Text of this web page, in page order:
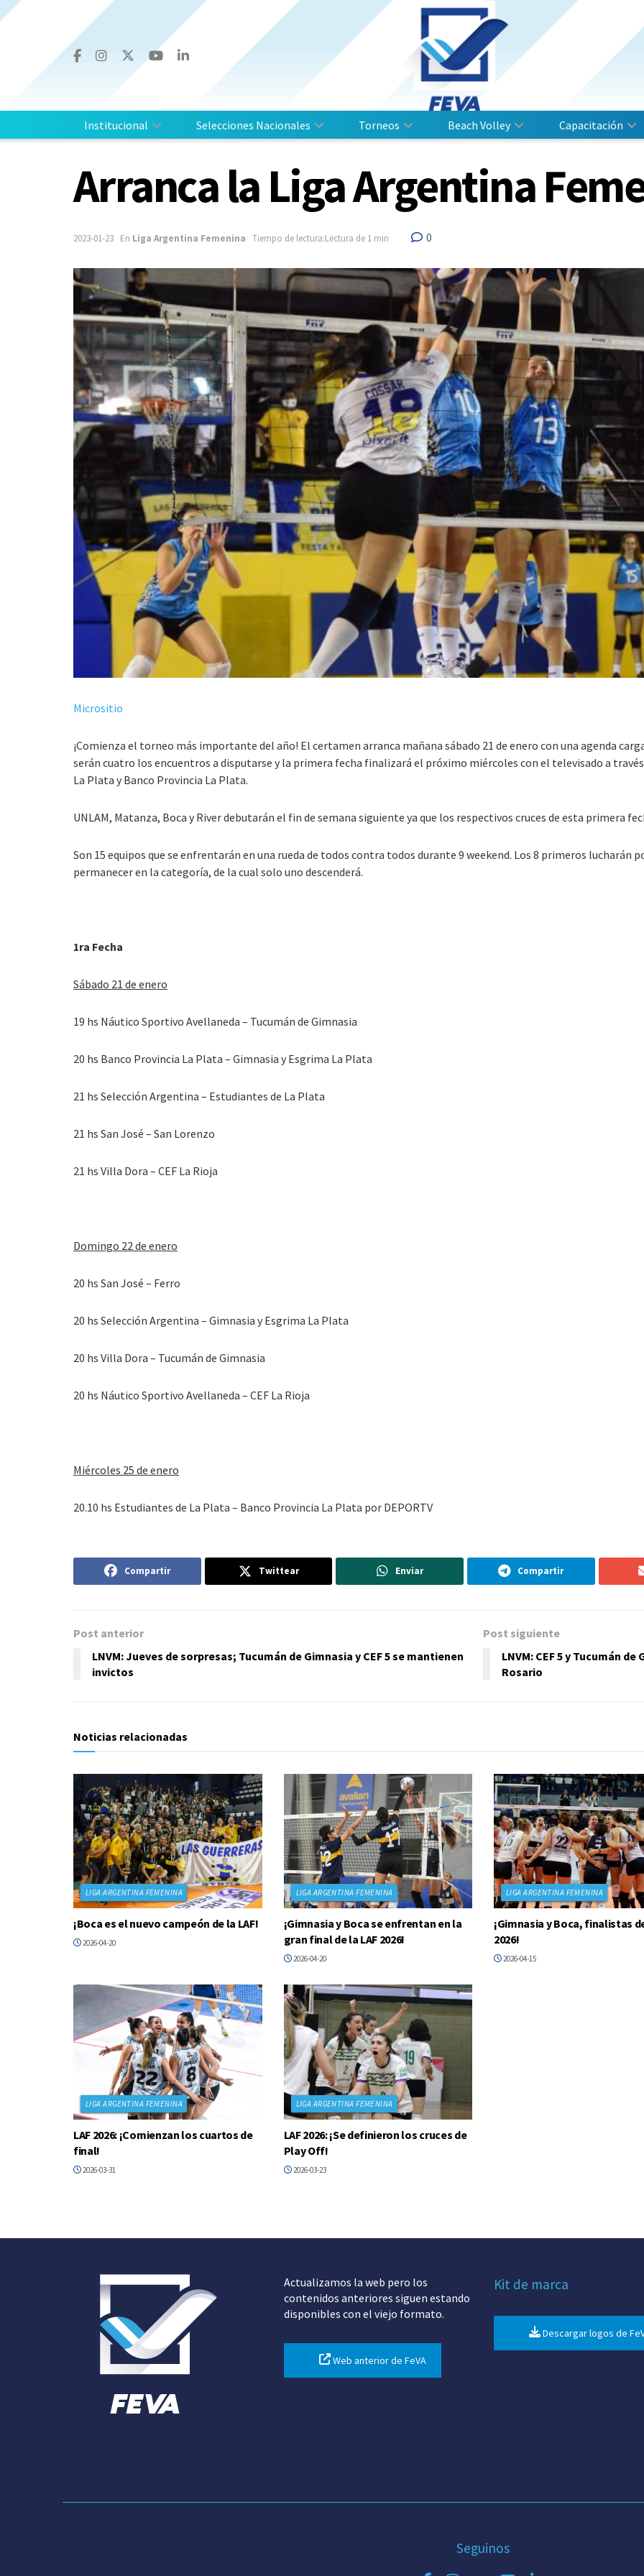
Institucional Selecciones Nacionales Torneos Beach Volley Capacitación
Arranca la Liga Argentina
2023-01-23 En Liga Argentina Femenina Tiempo de lectura:Lectura de 1 min 0
Micrositio
¡Comienza el torneo más importante del año! El certamen arranca mañana sábado 21 de enero con una agenda
serán cuatro los encuentros a disputarse y la primera fecha finalizará el próximo miércoles con el televisado a
La Plata y Banco Provincia La Plata.
UNLAM, Matanza, Boca y River debutarán el fin de semana siguiente ya que los respectivos cruces de esta primera
Son 15 equipos que se enfrentarán en una rueda de todos contra todos durante 9 weekend. Los 8 primeros
permanecer en la categoría, de la cual solo uno descenderá.
1ra Fecha
Sábado 21 de enero
19 hs Náutico Sportivo Avellaneda – Tucumán de Gimnasia
20 hs Banco Provincia La Plata – Gimnasia y Esgrima La Plata
21 hs Selección Argentina – Estudiantes de La Plata
21 hs San José – San Lorenzo
21 hs Villa Dora – CEF La Rioja
Domingo 22 de enero
20 hs San José – Ferro
20 hs Selección Argentina – Gimnasia y Esgrima La Plata
20 hs Villa Dora – Tucumán de Gimnasia
20 hs Náutico Sportivo Avellaneda – CEF La Rioja
Miércoles 25 de enero
20.10 hs Estudiantes de La Plata – Banco Provincia La Plata por DEPORTV
Compartir Twittear Enviar Compartir
Post anterior
LNVM: Jueves de sorpresas; Tucumán de Gimnasia y CEF 5 se mantienen
invictos
Post siguiente
LNVM: CEF 5 y Tucumán
Rosario
Noticias relacionadas
LIGA ARGENTINA FEMENINA
¡Boca es el nuevo campeón de la LAF!
2026-04-20
LIGA ARGENTINA FEMENINA
¡Gimnasia y Boca se enfrentan en la
gran final de la LAF 2026!
2026-04-20
LIGA ARGENTINA FEMENINA
¡Gimnasia y Boca, finalistas
2026!
2026-04-15
LIGA ARGENTINA FEMENINA
LAF 2026: ¡Comienzan los cuartos de
final!
2026-03-31
LIGA ARGENTINA FEMENINA
LAF 2026: ¡Se definieron los cruces de
Play Off!
2026-03-23
Actualizamos la web pero los
contenidos anteriores siguen estando
disponibles con el viejo formato.
Web anterior de FeVA
Kit de marca
Descargar logos de
Seguinos